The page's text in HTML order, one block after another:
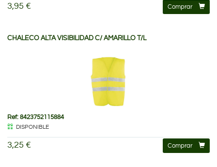
3,95 € Comprar
CHALECO ALTA VISIBILIDAD C/ AMARILLO T/L
Ref: 8423752115884
DISPONIBLE
3,25 € Comprar